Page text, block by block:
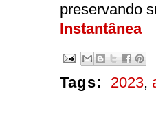
preservando
Instantânea
Tags: 2023,